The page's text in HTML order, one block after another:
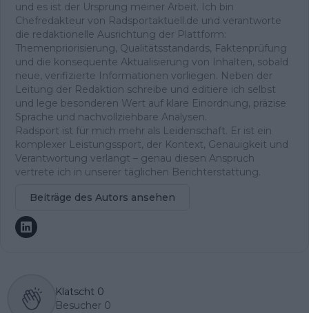
und es ist der Ursprung meiner Arbeit. Ich bin
Chefredakteur von Radsportaktuell.de und verantworte
die redaktionelle Ausrichtung der Plattform:
Themenpriorisierung, Qualitätsstandards, Faktenprüfung
und die konsequente Aktualisierung von Inhalten, sobald
neue, verifizierte Informationen vorliegen. Neben der
Leitung der Redaktion schreibe und editiere ich selbst
und lege besonderen Wert auf klare Einordnung, präzise
Sprache und nachvollziehbare Analysen.
Radsport ist für mich mehr als Leidenschaft. Er ist ein
komplexer Leistungssport, der Kontext, Genauigkeit und
Verantwortung verlangt – genau diesen Anspruch
vertrete ich in unserer täglichen Berichterstattung.
Beiträge des Autors ansehen
Klatscht 0
Besucher 0